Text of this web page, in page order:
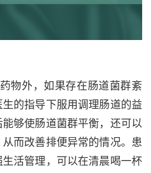
物外，如果存在肠道菌群紊
的指导下服用调理肠道的益
够使肠道菌群平衡，还可以
而改善排便异常的情况。患
活管理，可以在清晨喝一杯